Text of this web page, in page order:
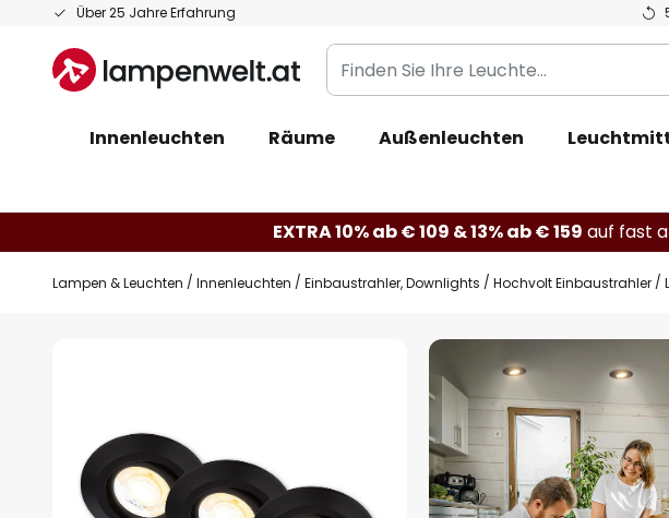
Über 25 Jahre Erfahrung
Zum
springen
Finden
Sie
Leuchte...
Innenleuchten Räume Außenleuchten
EXTRA 10% ab € 109 & 13% ab € 159 auf fast
Lampen & Leuchten Innenleuchten Einbaustrahler, Downlights Hochvolt Einbaustrahler
Bildgalerie
springen